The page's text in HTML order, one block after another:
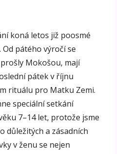
koná letos již poosmé
Od pátého výročí se
Mokošou, mají
pátek v říjnu
rituálu pro Matku Zemi.
speciální setkání
7–14 let, protože jsme
důležitých a zásadních
v ženu se nejen